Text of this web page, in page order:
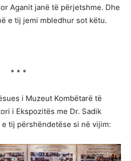
Aganit janë të përjetshme. Dhe
e tij jemi mbledhur sot këtu.
* * *
i Muzeut Kombëtarë të
i Ekspozitës me Dr. Sadik
tij përshëndetëse si në vijim: